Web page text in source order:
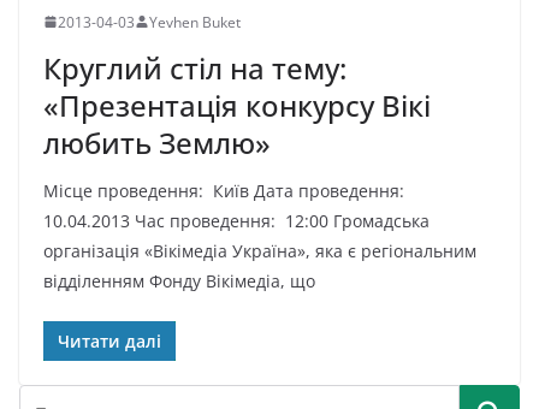
2013-04-03 Yevhen Buket
Круглий стіл на тему:
«Презентація конкурсу Вікі
любить Землю»
Місце проведення: Київ Дата проведення:
10.04.2013 Час проведення: 12:00 Громадська
організація «Вікімедіа Україна», яка є регіональним
відділенням Фонду Вікімедіа, що
Читати далі